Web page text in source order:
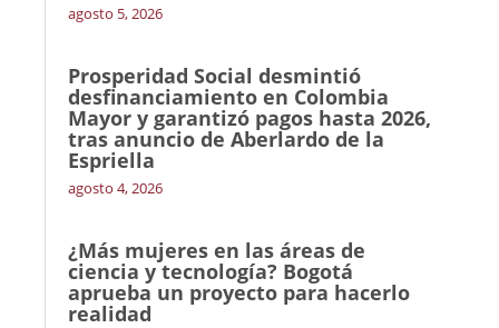
agosto 5, 2026
Prosperidad Social desmintió
desfinanciamiento en Colombia
Mayor y garantizó pagos hasta 2026,
tras anuncio de Aberlardo de la
Espriella
agosto 4, 2026
¿Más mujeres en las áreas de
ciencia y tecnología? Bogotá
aprueba un proyecto para hacerlo
realidad